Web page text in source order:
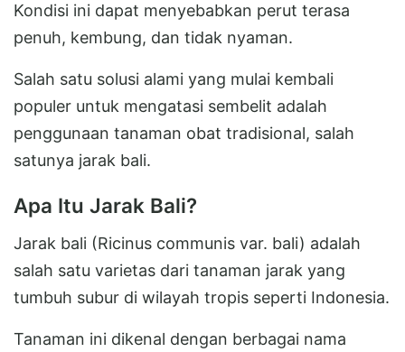
Kondisi ini dapat menyebabkan perut terasa
penuh, kembung, dan tidak nyaman.
Salah satu solusi alami yang mulai kembali
populer untuk mengatasi sembelit adalah
penggunaan tanaman obat tradisional, salah
satunya jarak bali.
Apa Itu Jarak Bali?
Jarak bali (Ricinus communis var. bali) adalah
salah satu varietas dari tanaman jarak yang
tumbuh subur di wilayah tropis seperti Indonesia.
Tanaman ini dikenal dengan berbagai nama